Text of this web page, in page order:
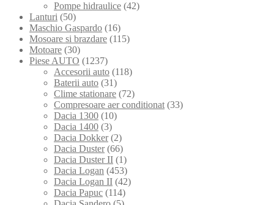
Pompe hidraulice (42)
Lanturi (50)
Maschio Gaspardo (16)
Mosoare si brazdare (115)
Motoare (30)
Piese AUTO (1237)
Accesorii auto (118)
Baterii auto (31)
Clime stationare (72)
Compresoare aer conditionat (33)
Dacia 1300 (10)
Dacia 1400 (3)
Dacia Dokker (2)
Dacia Duster (66)
Dacia Duster II (1)
Dacia Logan (453)
Dacia Logan II (42)
Dacia Papuc (114)